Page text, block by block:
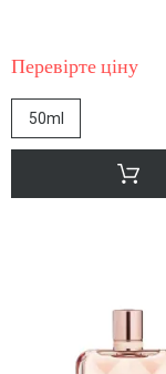
Перевірте ціну
50ml